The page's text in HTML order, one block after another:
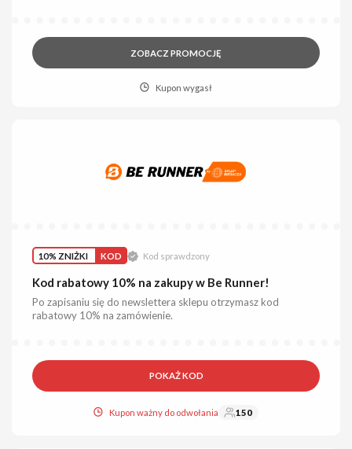
ZOBACZ PROMOCJĘ
Kupon wygasł
10% ZNIŻKI KOD Kod sprawdzony
Kod rabatowy 10% na zakupy w Be Runner!
Po zapisaniu się do newslettera sklepu otrzymasz kod
rabatowy 10% na zamówienie.
POKAŻ KOD
Kupon ważny do odwołania 150